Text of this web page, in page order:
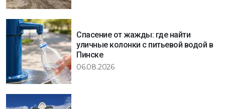
Спасение от жажды: где найти
уличные колонки с питьевой водой в
Пинске
06.08.2026